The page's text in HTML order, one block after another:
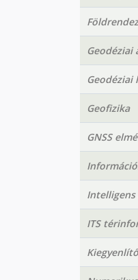
Geodéziai
Geofizika
GNSS
Intelligens
ITS